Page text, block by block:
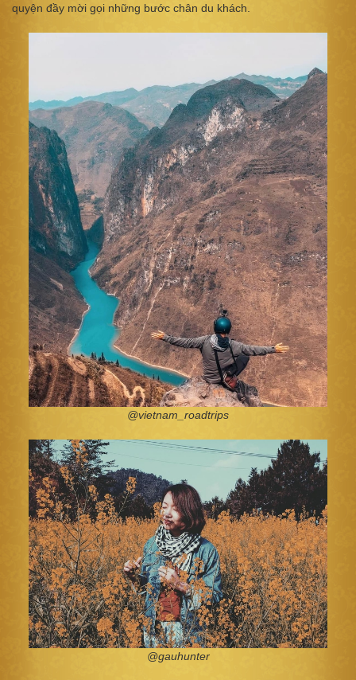
quyện đầy mời gọi những bước chân du khách.
@vietnam_roadtrips
@gauhunter